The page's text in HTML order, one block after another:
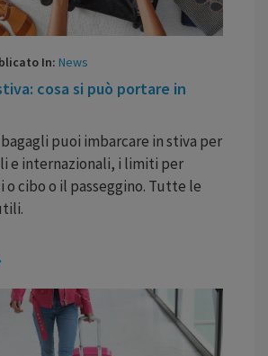
In: News
cosa si può portare in
puoi imbarcare in stiva per
e internazionali, i limiti per
cibo o il passeggino. Tutte le